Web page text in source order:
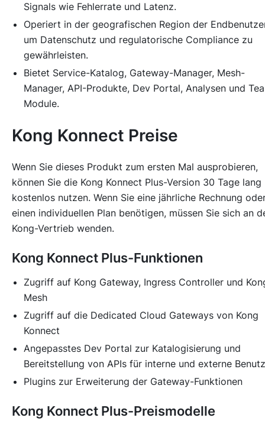
Signals wie Fehlerrate und Latenz.
Operiert in der geografischen Region der
um Datenschutz und regulatorische Compliance zu
gewährleisten.
Bietet Service-Katalog, Gateway-Manager, Mesh-
Manager, API-Produkte, Dev Portal, Analysen und
Module.
Kong Konnect Preise
Wenn Sie dieses Produkt zum ersten Mal ausprobieren,
können Sie die Kong Konnect Plus-Version 30 Tage lang
kostenlos nutzen. Wenn Sie eine jährliche Rechnung
einen individuellen Plan benötigen, müssen Sie sich an
Kong-Vertrieb wenden.
Kong Konnect Plus-Funktionen
Zugriff auf Kong Gateway, Ingress Controller und
Mesh
Zugriff auf die Dedicated Cloud Gateways von Kong
Konnect
Angepasstes Dev Portal zur Katalogisierung und
Bereitstellung von APIs für interne und externe
Plugins zur Erweiterung der Gateway-Funktionen
Kong Konnect Plus-Preismodelle